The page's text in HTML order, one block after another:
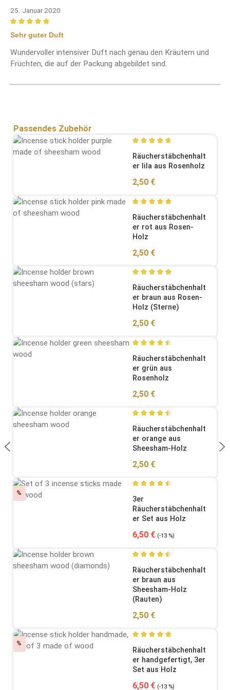
25. Januar 2020
Bewertung mit 5 von 5 Sternen
Sehr guter Duft
Wundervoller intensiver Duft nach genau den Kräutern und
Früchten, die auf der Packung abgebildet sind.
Produktgalerie überspringen
Passendes Zubehör
Durchschnittliche
Räucherstäbchenhalt
er lila aus Rosenholz
Regulärer Preis:
2,50 €
Durchschnittliche
Räucherstäbchenhalt
er rot aus Rosen-
Holz
Regulärer Preis:
2,50 €
Durchschnittliche
Räucherstäbchenhalt
er braun aus Rosen-
Holz (Sterne)
Regulärer Preis:
2,50 €
Durchschnittliche
Räucherstäbchenhalt
er grün aus
Rosenholz
Regulärer Preis:
2,50 €
Durchschnittliche
Räucherstäbchenhalt
er orange aus
Sheesham-Holz
Regulärer Preis:
2,50 €
% Rabatt Durchschnittliche
3er
Räucherstäbchenhalt
er Set aus Holz
Verkaufspreis:
6,50 € Regulärer Preis:
(-13 %)
Durchschnittliche
Räucherstäbchenhalt
er braun aus
Sheesham-Holz
(Rauten)
Regulärer Preis:
2,50 €
% Rabatt Durchschnittliche
Räucherstäbchenhalt
er handgefertigt, 3er
Set aus Holz
Verkaufspreis:
6,50 € Regulärer Preis:
(-13 %)